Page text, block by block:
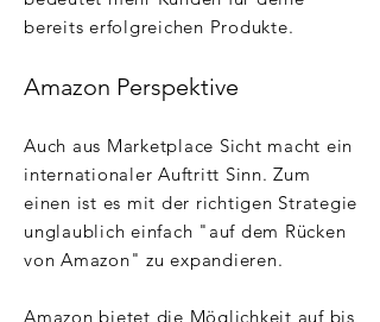
bereits erfolgreichen Produkte.
Amazon Perspektive
Auch aus Marketplace Sicht macht ein
internationaler Auftritt Sinn. Zum
einen ist es mit der richtigen Strategie
unglaublich einfach "auf dem Rücken
von Amazon" zu expandieren.
Amazon bietet die Möglichkeit auf bis